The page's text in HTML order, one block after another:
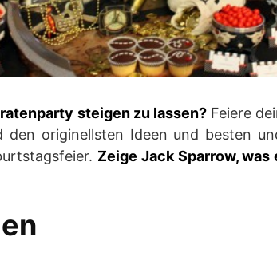
steigen zu lassen? Feiere
den originellsten Ideen und besten
Zeige Jack Sparrow,